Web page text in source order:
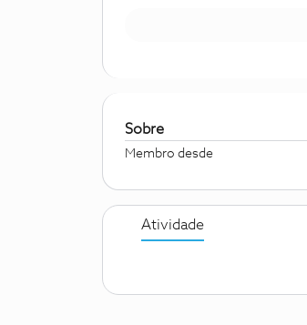
Sobre
Membro desde
Atividade